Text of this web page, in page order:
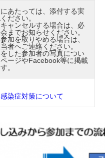
あたっては、添付する実
ださい。
ャンセルする場合は、必
までお知らせください。
加を取りやめる場合は、
者へご連絡ください。
した参加者の写真につい
ージやFacebook等に掲載
。
染症対策について